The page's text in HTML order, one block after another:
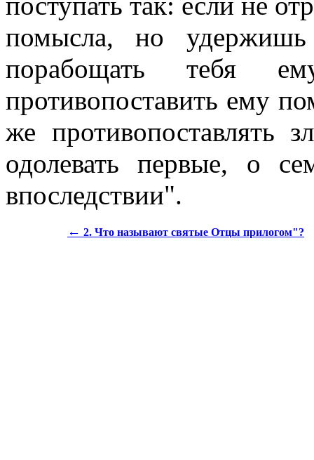
помысла, но
порабощать тебя
противопоставить ему
же противопоставлять
одолевать первые, о
впоследствии".
← 2. Что называют святые Отцы прилогом"?